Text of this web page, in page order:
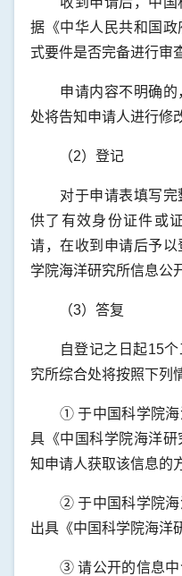
据《中华人民共和国
式要件是否完备进行审
申请内容不明确的
处将告知申请人进行修
（2）登记
对于申请表填写完
供了有效身份证件或
请，在收到申请后予
学院海洋研究所信息公
（3）答复
自登记之日起15个
究所综合处将按照下列
① 于中国科学院海
具《中国科学院海洋
知申请人获取该信息的
② 于中国科学院海洋
出具《中国科学院海洋
③ 请公开的信息中